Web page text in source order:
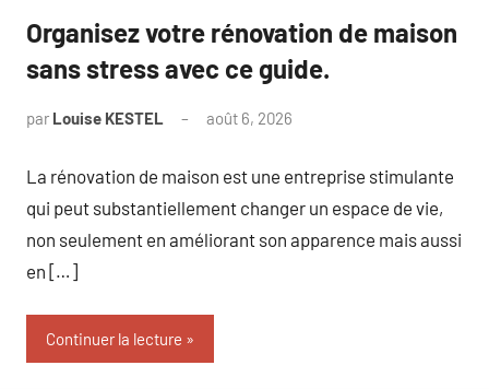
Organisez votre rénovation de maison
sans stress avec ce guide.
par Louise KESTEL août 6, 2026
La rénovation de maison est une entreprise stimulante
qui peut substantiellement changer un espace de vie,
non seulement en améliorant son apparence mais aussi
en […]
Continuer la lecture